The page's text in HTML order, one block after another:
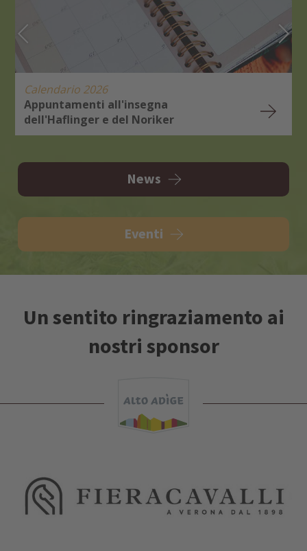
Calendario 2026
Appuntamenti all'insegna
dell'Haflinger e del Noriker
News
Eventi
Un sentito ringraziamento ai
nostri sponsor